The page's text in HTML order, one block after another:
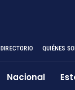
DIRECTORIO QUIÉNES
Nacional